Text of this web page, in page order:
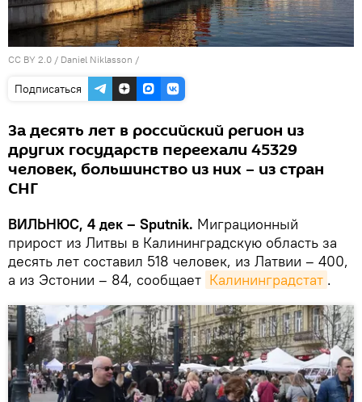
CC BY 2.0 / Daniel Niklasson /
Подписаться
За десять лет в российский регион из
других государств переехали 45329
человек, большинство из них – из стран
СНГ
ВИЛЬНЮС, 4 дек – Sputnik. Миграционный
прирост из Литвы в Калининградскую область за
десять лет составил 518 человек, из Латвии – 400,
а из Эстонии – 84, сообщает Калининградстат .